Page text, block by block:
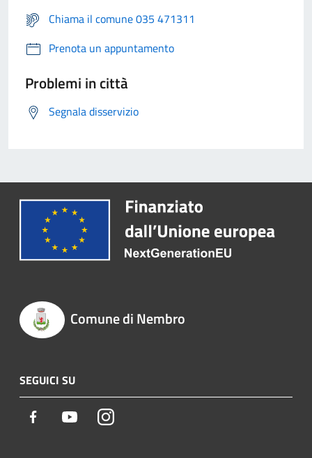
Chiama il comune 035 471311
Prenota un appuntamento
Problemi in città
Segnala disservizio
Comune di Nembro
SEGUICI SU
Facebook YoutubeInstagram